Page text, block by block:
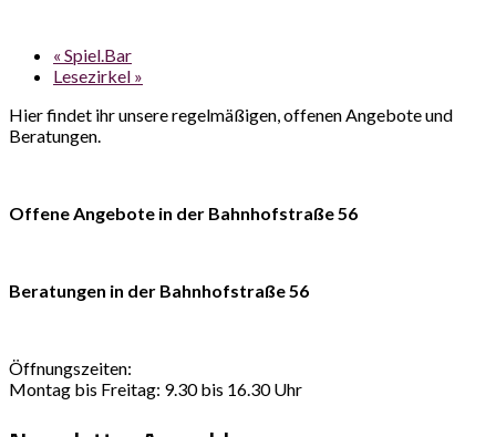
« Spiel.Bar
Lesezirkel »
Hier findet ihr unsere regelmäßigen, offenen Angebote und
Beratungen.
Offene Angebote in der Bahnhofstraße 56
Beratungen in der Bahnhofstraße 56
Öffnungszeiten:
Montag bis Freitag: 9.30 bis 16.30 Uhr